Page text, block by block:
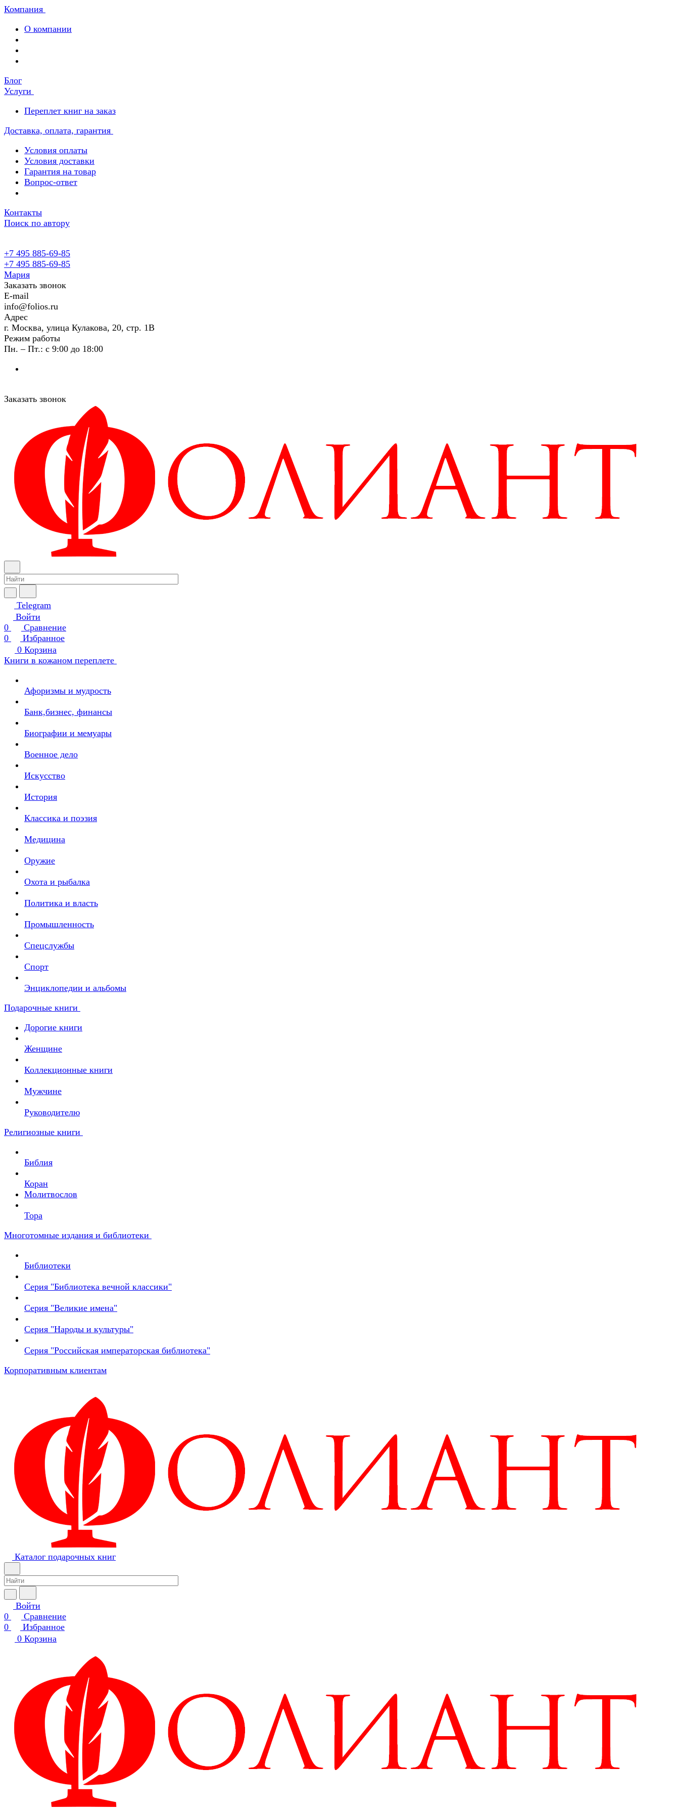
Компания
О компании
Блог
Услуги
Переплет книг на заказ
Доставка, оплата, гарантия
Условия оплаты
Условия доставки
Гарантия на товар
Вопрос-ответ
Контакты
Поиск по автору
+7 495 885-69-85
+7 495 885-69-85
Мария
Заказать звонок
E-mail
info@folios.ru
Адрес
г. Москва, улица Кулакова, 20, стр. 1В
Режим работы
Пн. – Пт.: с 9:00 до 18:00
Заказать звонок
Telegram
Войти
0
Сравнение
0
Избранное
0 Корзина
Книги в кожаном переплете
Афоризмы и мудрость
Банк,бизнес, финансы
Биографии и мемуары
Военное дело
Искусство
История
Классика и поэзия
Медицина
Оружие
Охота и рыбалка
Политика и власть
Промышленность
Спецслужбы
Спорт
Энциклопедии и альбомы
Подарочные книги
Дорогие книги
Женщине
Коллекционные книги
Мужчине
Руководителю
Религиозные книги
Библия
Коран
Молитвослов
Тора
Многотомные издания и библиотеки
Библиотеки
Серия "Библиотека вечной классики"
Серия "Великие имена"
Серия "Народы и культуры"
Серия "Российская императорская библиотека"
Корпоративным клиентам
Каталог подарочных книг
Войти
0
Сравнение
0
Избранное
0 Корзина